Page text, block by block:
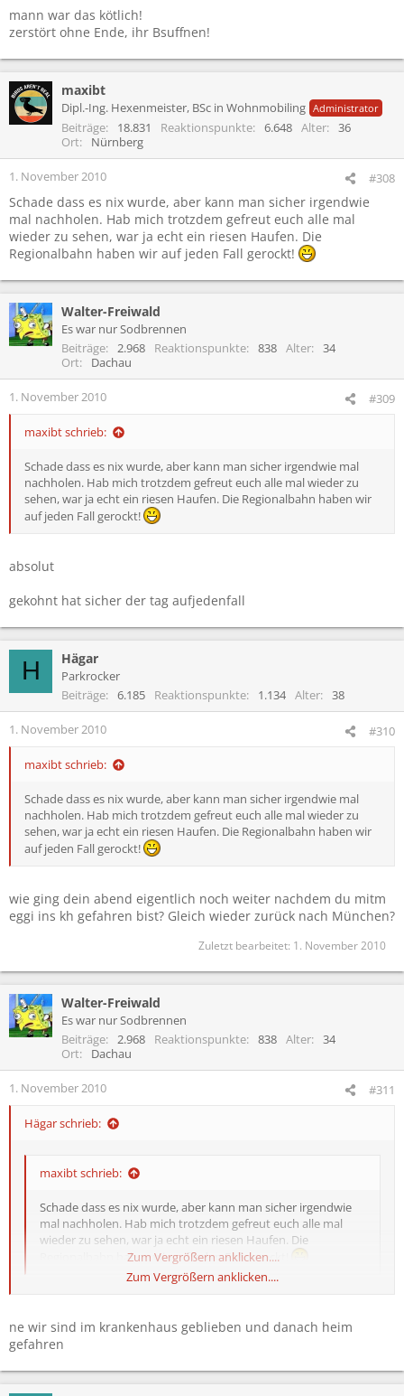
mann war das kötlich!
zerstört ohne Ende, ihr Bsuffnen!
maxibt
Dipl.-Ing. Hexenmeister, BSc in Wohnmobiling Administrator
Beiträge 18.831 Reaktionspunkte 6.648 Alter
36
Ort
Nürnberg
1. November 2010 #308
Schade dass es nix wurde, aber kann man sicher irgendwie
mal nachholen. Hab mich trotzdem gefreut euch alle mal
wieder zu sehen, war ja echt ein riesen Haufen. Die
Regionalbahn haben wir auf jeden Fall gerockt!
Walter-Freiwald
Es war nur Sodbrennen
Beiträge
2.968 Reaktionspunkte 838 Alter
34
Ort
Dachau
1. November 2010 #309
maxibt schrieb:
Schade dass es nix wurde, aber kann man sicher irgendwie mal
nachholen. Hab mich trotzdem gefreut euch alle mal wieder zu
sehen, war ja echt ein riesen Haufen. Die Regionalbahn haben wir
auf jeden Fall gerockt!
absolut
gekohnt hat sicher der tag aufjedenfall
H Hägar
Parkrocker
Beiträge
6.185 Reaktionspunkte 1.134 Alter 38
1. November 2010 #310
maxibt schrieb:
Schade dass es nix wurde, aber kann man sicher irgendwie mal
nachholen. Hab mich trotzdem gefreut euch alle mal wieder zu
sehen, war ja echt ein riesen Haufen. Die Regionalbahn haben wir
auf jeden Fall gerockt!
wie ging dein abend eigentlich noch weiter nachdem du mitm
eggi ins kh gefahren bist? Gleich wieder zurück nach München?
Zuletzt bearbeitet: 1. November 2010
Walter-Freiwald
Es war nur Sodbrennen
Beiträge
2.968 Reaktionspunkte 838 Alter
34
Ort
Dachau
1. November 2010 #311
Hägar schrieb:
maxibt schrieb:
Schade dass es nix wurde, aber kann man sicher irgendwie
mal nachholen. Hab mich trotzdem gefreut euch alle mal
wieder zu sehen, war ja echt ein riesen Haufen. Die
Regionalbahn haben wir auf jeden Fall gerockt!
Zum Vergrößern anklicken....
ins kh gefahren bist? Gleich wieder zurück?
Zum Vergrößern anklicken....
ne wir sind im krankenhaus geblieben und danach heim
gefahren